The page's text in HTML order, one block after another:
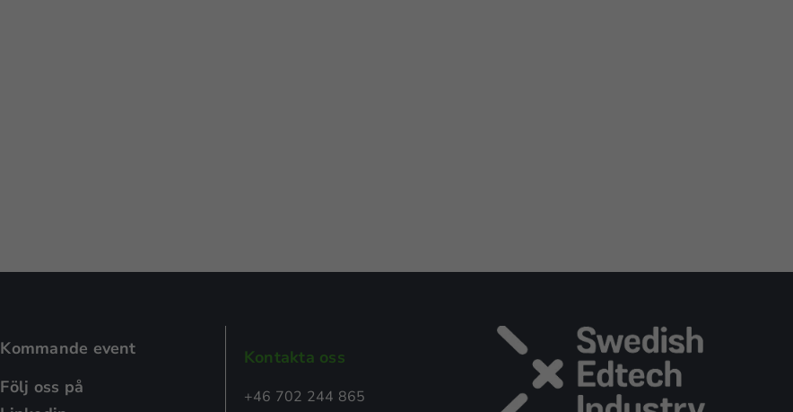
Kommande event
Följ oss på
Kontakta oss
+46 702 244 865